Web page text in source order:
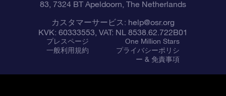
83, 7324 BT Apeldoorn, The Netherlands
カスタマーサービス: help@osr.org
KVK: 60333553, VAT: NL 8538.62.722B01
プレスページ
One Million Stars
一般利用規約
プライバシーポリシ
ー & 免責事項